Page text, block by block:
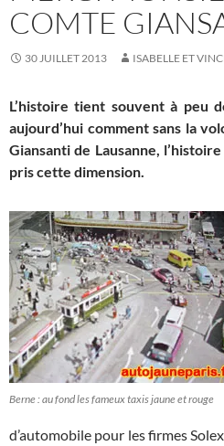
COMTE
30 JUILLET 2013 ISABELLE ET
L’histoire tient souvent à peu
aujourd’hui comment sans la
Giansanti de Lausanne,
pris cette dimension.
Berne : au fond les fameux taxis jaune et rouge
d’automobile pour les firmes